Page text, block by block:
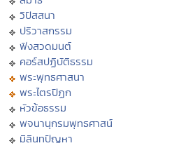
วิปัสสนา
ปริวาสกรรม
ฟังสวดมนต์
คอร์สปฏิบัติธรรม
พระพุทธศาสนา
พระไตรปิฏก
หัวข้อธรรม
พจนานุกรมพุทธศาสน์
มิลินทปัญหา